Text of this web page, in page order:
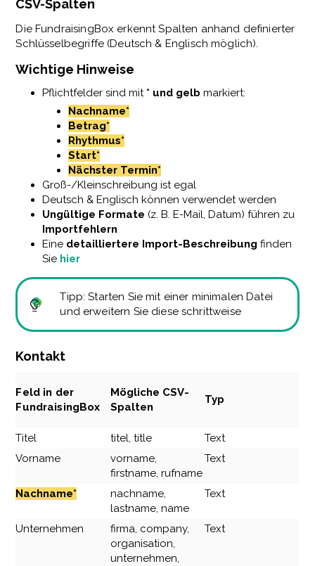
CSV-Spalten
Die FundraisingBox erkennt Spalten anhand definierter
Schlüsselbegriffe (Deutsch & Englisch möglich).
Wichtige Hinweise
Pflichtfelder sind mit* und gelb markiert:
Nachname*
Betrag*
Rhythmus*
Start*
Nächster Termin*
Groß-/Kleinschreibung ist egal
Deutsch & Englisch können verwendet werden
Ungültige Formate (z. B. E-Mail, Datum) führen zu
Importfehlern
Eine detailliertere Import-Beschreibung finden
Sie hier
Tipp: Starten Sie mit einer minimalen Datei
und erweitern Sie diese schrittweise
Kontakt
Feld in der
FundraisingBox
Mögliche CSV-
Spalten
Typ
Titel titel, title
Text
Vorname
vorname,
firstname, rufname
Text
Nachname*
nachname,
lastname, name
Text
Unternehmen
firma, company,
organisation,
unternehmen,
Text